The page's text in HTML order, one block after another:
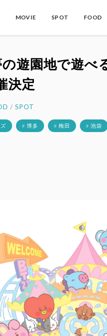
MOVIE SPOT FOOD
遊園地で遊べ
決定
/ SPOT
# 博多 # 梅田 # 池袋